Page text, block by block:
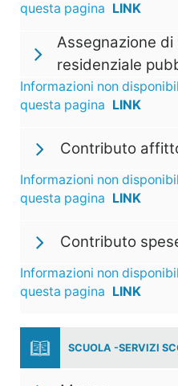
questa pagina LINK
Assegnazione di
residenziale
Informazioni non
questa pagina LINK
Contributo
Informazioni non
questa pagina LINK
Contributo
Informazioni non
questa pagina LINK
SCUOLA -SERVIZI